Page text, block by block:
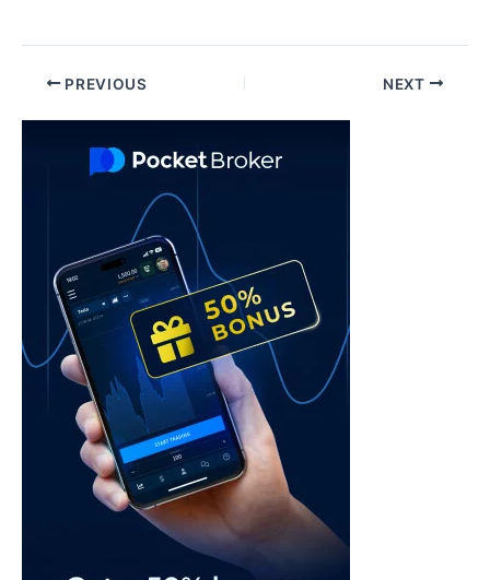
Post PREVIOUS NEXT